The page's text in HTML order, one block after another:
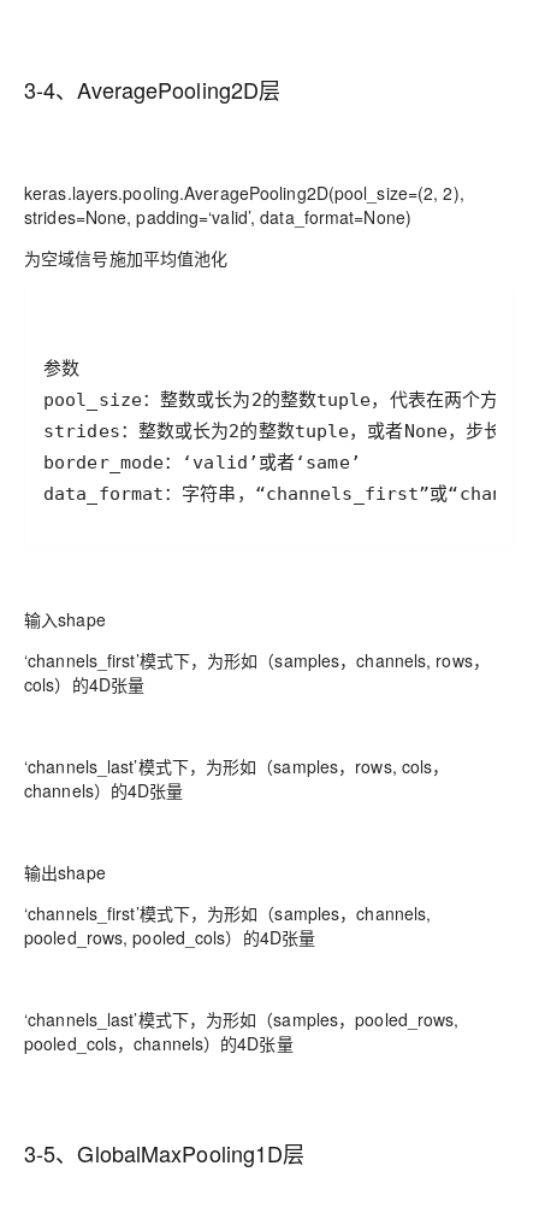
3-4、AveragePooling2D层
keras.layers.pooling.AveragePooling2D(pool_size=(2, 2),
strides=None, padding=‘valid’, data_format=None)
为空域信号施加平均值池化
data_format：字符串，“channels_first”或
输入shape
‘channels_first’模式下，为形如（samples，channels, rows，
cols）的4D张量
‘channels_last’模式下，为形如（samples，rows, cols，
channels）的4D张量
输出shape
‘channels_first’模式下，为形如（samples，channels,
pooled_rows, pooled_cols）的4D张量
‘channels_last’模式下，为形如（samples，pooled_rows,
pooled_cols，channels）的4D张量
3-5、GlobalMaxPooling1D层